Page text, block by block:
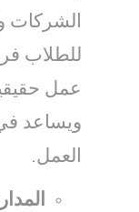
الشركات
للطلاب
عمل
ويساعد
العمل.